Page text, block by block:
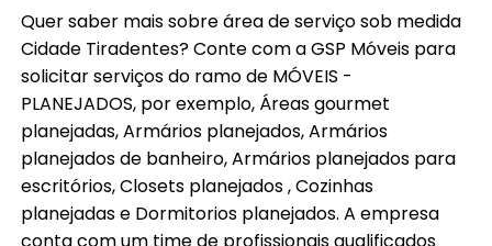
Quer saber mais sobre área de serviço sob medida
Cidade Tiradentes? Conte com a GSP Móveis para
solicitar serviços do ramo de MÓVEIS -
PLANEJADOS, por exemplo, Áreas gourmet
planejadas, Armários planejados, Armários
planejados de banheiro, Armários planejados para
escritórios, Closets planejados , Cozinhas
planejadas e Dormitorios planejados. A empresa